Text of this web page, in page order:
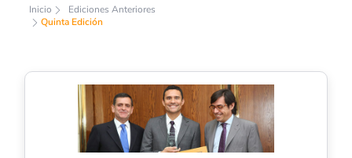
Inicio
Ediciones Anteriores
Quinta Edición